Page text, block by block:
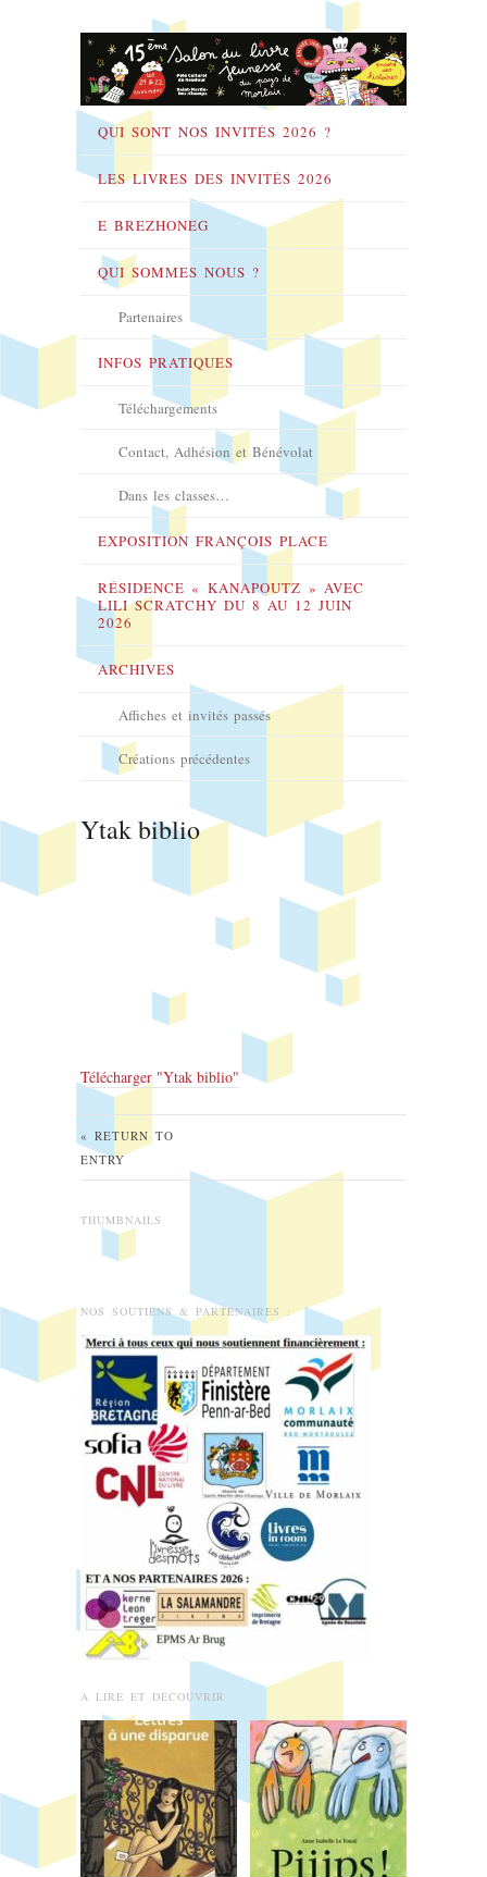
QUI SONT NOS INVITÉS 2026 ?
LES LIVRES DES INVITÉS 2026
E BREZHONEG
QUI SOMMES NOUS ?
Partenaires
INFOS PRATIQUES
Téléchargements
Contact, Adhésion et Bénévolat
Dans les classes…
EXPOSITION FRANÇOIS PLACE
RÉSIDENCE « KANAPOUTZ » AVEC
LILI SCRATCHY DU 8 AU 12 JUIN
2026
ARCHIVES
Affiches et invités passés
Créations précédentes
Ytak biblio
Télécharger "Ytak biblio"
« RETURN TO
ENTRY
THUMBNAILS
NOS SOUTIENS & PARTENAIRES :
A LIRE ET DÉCOUVRIR